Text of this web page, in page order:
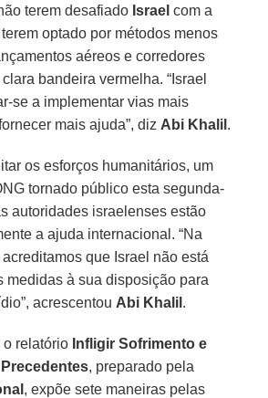
terem desafiado Israel com a
optado por métodos menos
aéreos e corredores
bandeira vermelha. “Israel
se a implementar vias mais
mais ajuda”, diz Abi Khalil .
os esforços humanitários, um
tornado público esta segunda-
autoridades israelenses estão
a ajuda internacional. “Na
acreditamos que Israel não está
medidas à sua disposição para
acrescentou Abi Khalil .
o relatório Infligir Sofrimento e
, preparado pela
, expõe sete maneiras pelas